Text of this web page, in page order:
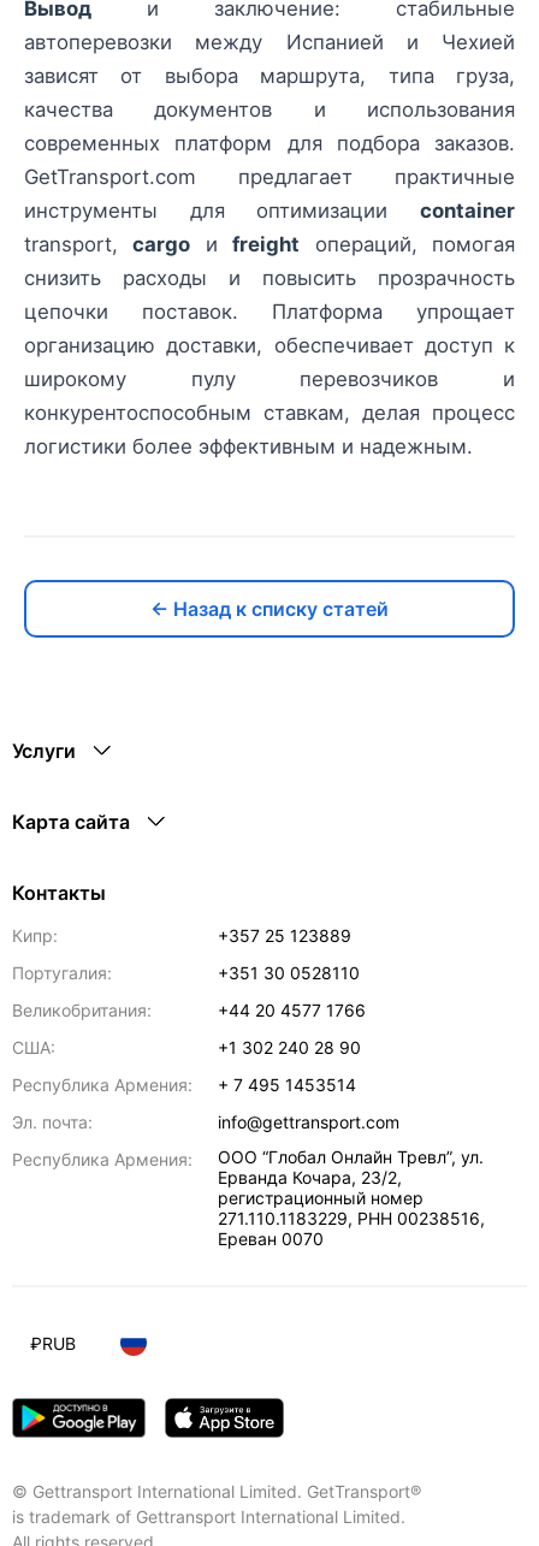
Вывод и заключение: стабильные
автоперевозки между Испанией и Чехией
зависят от выбора маршрута, типа груза,
качества документов и использования
современных платформ для подбора заказов.
GetTransport.com предлагает практичные
инструменты для оптимизации container
transport,cargo иfreight операций, помогая
снизить расходы и повысить прозрачность
цепочки поставок. Платформа упрощает
организацию доставки, обеспечивает доступ к
широкому пулу перевозчиков и
конкурентоспособным ставкам, делая процесс
логистики более эффективным и надежным.
← Назад к списку статей
Услуги
Карта сайта
Контакты
Кипр:
+357 25 123889
Португалия:
+351 30 0528110
Великобритания:
+44 20 4577 1766
США:
+1 302 240 28 90
Республика Армения:
+ 7 495 1453514
Эл. почта:
info@gettransport.com
Республика Армения:
ООО “Глобал Онлайн Тревл”, ул.
Ерванда Кочара, 23/2,
регистрационный номер
271.110.1183229, РНН 00238516,
Ереван 0070
© Gettransport International Limited. GetTransport®
is trademark of Gettransport International Limited.
₽RUB